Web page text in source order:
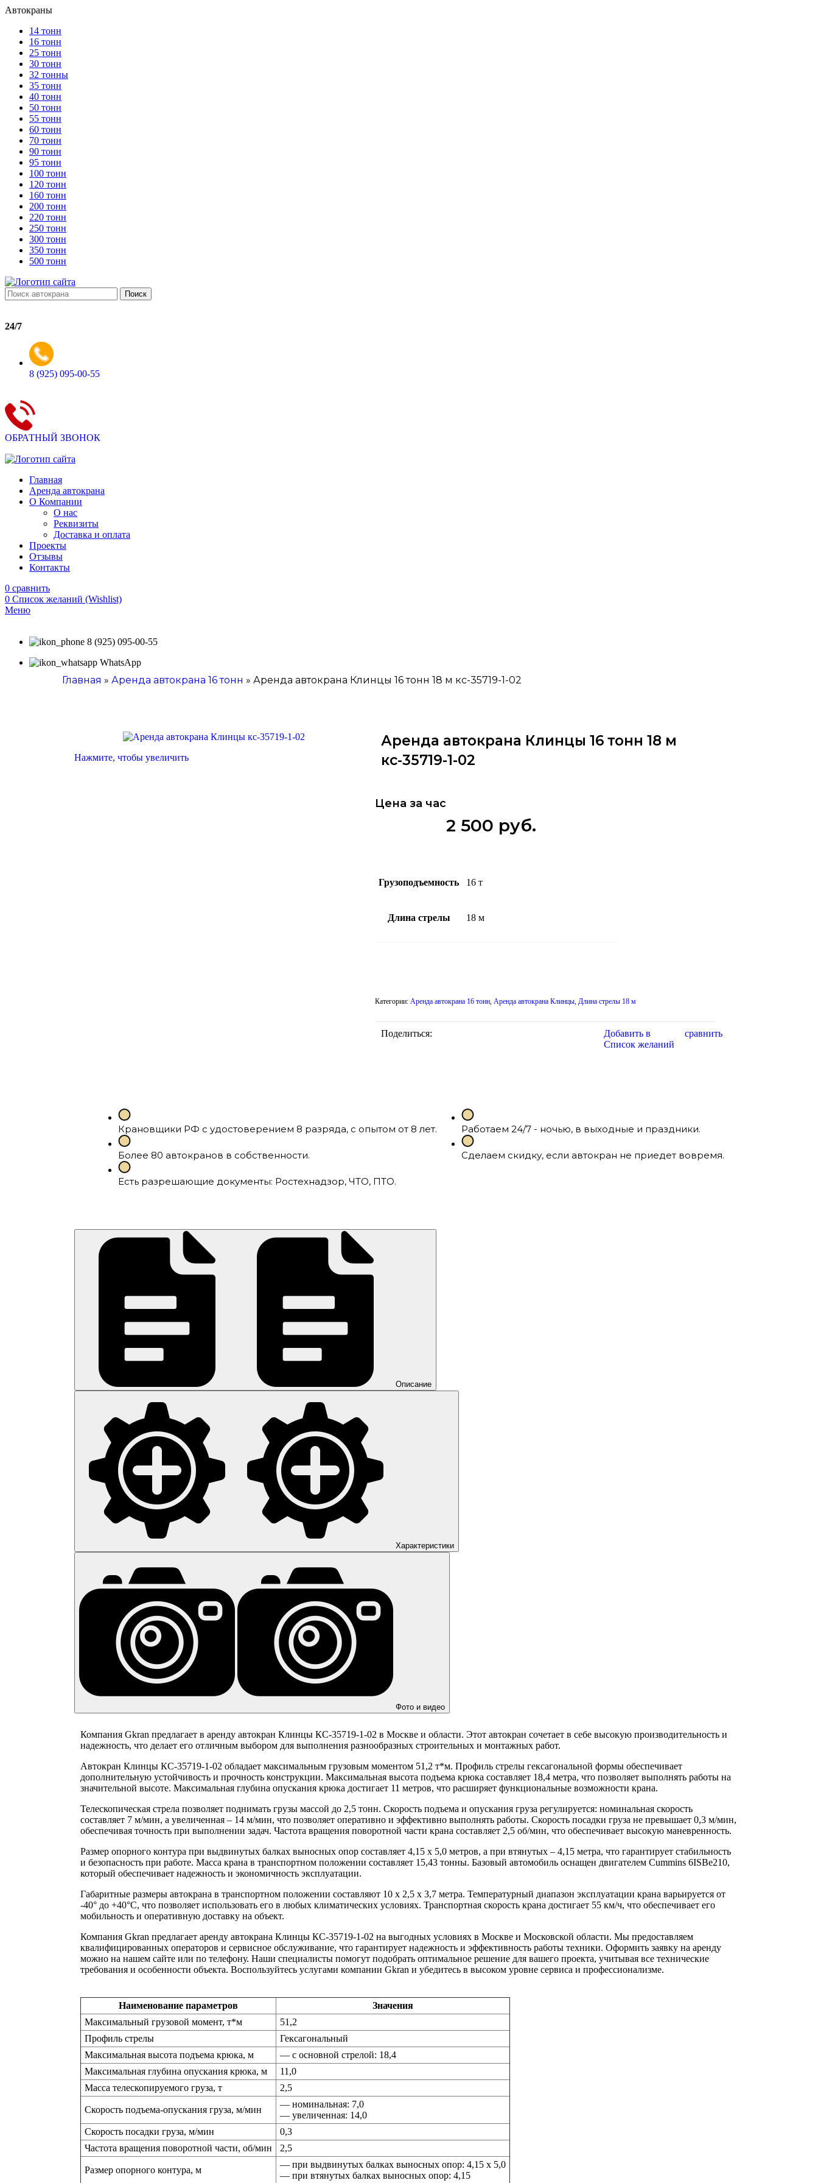
Автокраны
14 тонн
16 тонн
25 тонн
30 тонн
32 тонны
35 тонн
40 тонн
50 тонн
55 тонн
60 тонн
70 тонн
90 тонн
95 тонн
100 тонн
120 тонн
160 тонн
200 тонн
220 тонн
250 тонн
300 тонн
350 тонн
500 тонн
Поиск
24/7
8 (925) 095-00-55
ОБРАТНЫЙ ЗВОНОК
Главная
Аренда автокрана
О Компании
О нас
Реквизиты
Доставка и оплата
Проекты
Отзывы
Контакты
0 сравнить
0 Список желаний (Wishlist)
Меню
8 (925) 095-00-55
WhatsApp
Главная » Аренда автокрана 16 тонн » Аренда автокрана Клинцы 16 тонн 18 м кс-35719-1-02
Нажмите, чтобы увеличить
Аренда автокрана Клинцы 16 тонн 18 м
кс-35719-1-02
Цена за час
2 500 руб.
Грузоподъемность 16 т
Длина стрелы 18 м
Категории: Аренда автокрана 16 тонн Аренда автокрана Клинцы Длина стрелы 18 м
Поделиться:
Добавить в
Список желаний
сравнить
Крановщики РФ с удостоверением 8 разряда, с опытом от 8 лет.
Более 80 автокранов в собственности.
Есть разрешающие документы: Ростехнадзор, ЧТО, ПТО.
Работаем 24/7 - ночью, в выходные и праздники.
Сделаем скидку, если автокран не приедет вовремя.
Описание
Характеристики
Фото и видео
Компания Gkran предлагает в аренду автокран Клинцы КС-35719-1-02 в Москве и области. Этот автокран сочетает в себе высокую производительность и
надежность, что делает его отличным выбором для выполнения разнообразных строительных и монтажных работ.
Автокран Клинцы КС-35719-1-02 обладает максимальным грузовым моментом 51,2 т*м. Профиль стрелы гексагональной формы обеспечивает
дополнительную устойчивость и прочность конструкции. Максимальная высота подъема крюка составляет 18,4 метра, что позволяет выполнять работы на
значительной высоте. Максимальная глубина опускания крюка достигает 11 метров, что расширяет функциональные возможности крана.
Телескопическая стрела позволяет поднимать грузы массой до 2,5 тонн. Скорость подъема и опускания груза регулируется: номинальная скорость
составляет 7 м/мин, а увеличенная – 14 м/мин, что позволяет оперативно и эффективно выполнять работы. Скорость посадки груза не превышает 0,3 м/мин,
обеспечивая точность при выполнении задач. Частота вращения поворотной части крана составляет 2,5 об/мин, что обеспечивает высокую маневренность.
Размер опорного контура при выдвинутых балках выносных опор составляет 4,15 х 5,0 метров, а при втянутых – 4,15 метра, что гарантирует стабильность
и безопасность при работе. Масса крана в транспортном положении составляет 15,43 тонны. Базовый автомобиль оснащен двигателем Cummins 6ISBe210,
который обеспечивает надежность и экономичность эксплуатации.
Габаритные размеры автокрана в транспортном положении составляют 10 х 2,5 х 3,7 метра. Температурный диапазон эксплуатации крана варьируется от
-40° до +40°C, что позволяет использовать его в любых климатических условиях. Транспортная скорость крана достигает 55 км/ч, что обеспечивает его
мобильность и оперативную доставку на объект.
Компания Gkran предлагает аренду автокрана Клинцы КС-35719-1-02 на выгодных условиях в Москве и Московской области. Мы предоставляем
квалифицированных операторов и сервисное обслуживание, что гарантирует надежность и эффективность работы техники. Оформить заявку на аренду
можно на нашем сайте или по телефону. Наши специалисты помогут подобрать оптимальное решение для вашего проекта, учитывая все технические
требования и особенности объекта. Воспользуйтесь услугами компании Gkran и убедитесь в высоком уровне сервиса и профессионализме.
Наименование параметров
Значения
Максимальный грузовой момент, т*м
51,2
Профиль стрелы
Гексагональный
Максимальная высота подъема крюка, м
— с основной стрелой: 18,4
Максимальная глубина опускания крюка, м
11,0
Масса телескопируемого груза, т
2,5
Скорость подъема-опускания груза, м/мин
— номинальная: 7,0
— увеличенная: 14,0
Скорость посадки груза, м/мин
0,3
Частота вращения поворотной части, об/мин
2,5
Размер опорного контура, м
— при выдвинутых балках выносных опор: 4,15 х 5,0
— при втянутых балках выносных опор: 4,15